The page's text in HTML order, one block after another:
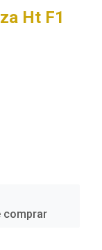
Ht F1
comprar